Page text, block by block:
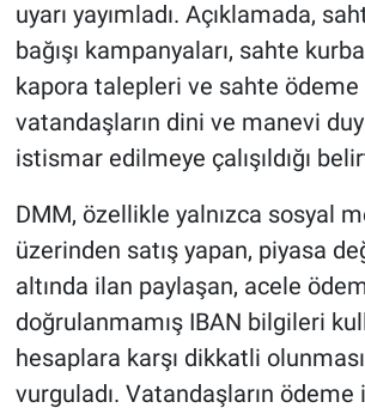
uyarı yayımladı. Açıklamada,
bağışı kampanyaları, sahte
kapora talepleri ve sahte ödeme
vatandaşların dini ve manevi
istismar edilmeye çalışıldığı
DMM, özellikle yalnızca sosyal
üzerinden satış yapan, piyasa
altında ilan paylaşan, acele
doğrulanmamış IBAN bilgileri
hesaplara karşı dikkatli
vurguladı. Vatandaşların